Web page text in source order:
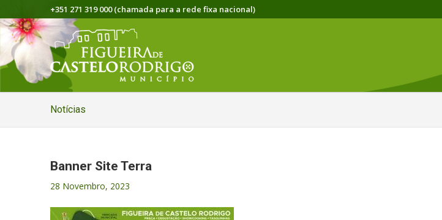
+351 271 319 000 (chamada para a rede fixa nacional)
Notícias
Banner Site Terra
28 Novembro, 2023